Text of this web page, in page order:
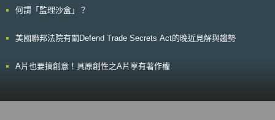
ESCO（energy service company）簽訂的一種合約，合約中，聯邦政府不
將會保證計畫中所節省下來的能源支出，足以支付契約期間內的支出並取得
效率的供電方式，並由業者編列資金來支付計畫的資金支出，而業者將會由
何謂「監理沙盒」？
美國聯邦法院有關Defend Trade Secrets Act的晚近見解與趨勢
A片也要搞創意！具原創性之A片享有著作權